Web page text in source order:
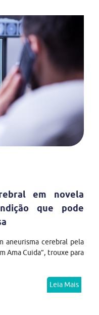
em novela
que pode
aneurisma cerebral pela
Ama Cuida”, trouxe para
Leia Mais